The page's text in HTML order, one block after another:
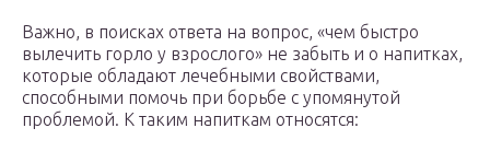
Важно, в поисках ответа на вопрос, «чем быстро
вылечить горло у взрослого» не забыть и о напитках,
которые обладают лечебными свойствами,
способными помочь при борьбе с упомянутой
проблемой. К таким напиткам относятся: